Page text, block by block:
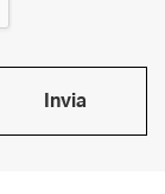
Invia